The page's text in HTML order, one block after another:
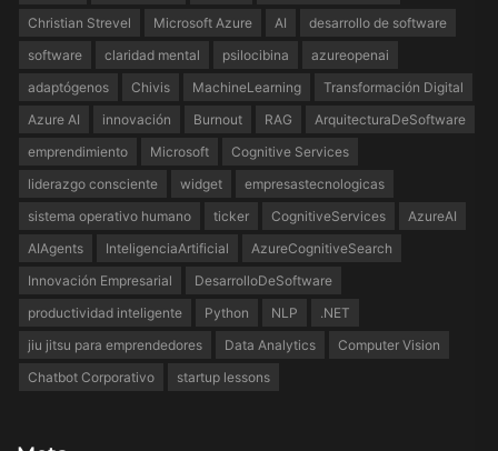
Christian Strevel
Microsoft Azure AI
desarrollo de software
software
claridad mental psilocibina
azureopenai
adaptógenos
Chivis MachineLearning
Transformación Digital
Azure AI
innovación Burnout RAG
ArquitecturaDeSoftware
emprendimiento
Microsoft
Cognitive Services
liderazgo consciente
widget
empresastecnologicas
sistema operativo humano
ticker CognitiveServices
AzureAI
AIAgents
InteligenciaArtificial
AzureCognitiveSearch
Innovación Empresarial
DesarrolloDeSoftware
productividad inteligente
Python NLP
.NET
jiu jitsu para emprendedores
Data Analytics
Computer Vision
Chatbot Corporativo
startup lessons